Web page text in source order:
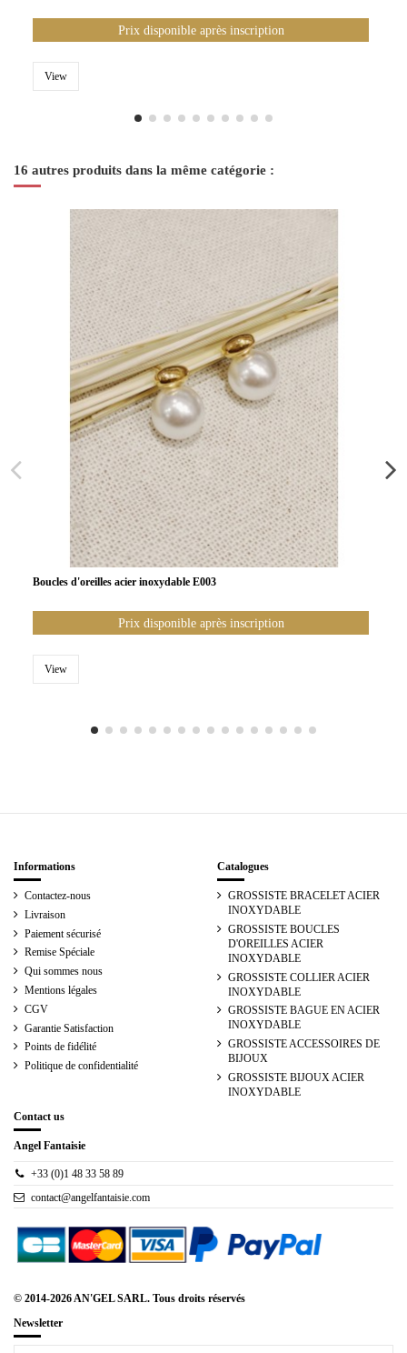
Prix disponible après inscription
View
16 autres produits dans la même catégorie :
Boucles d'oreilles acier inoxydable E003
Prix disponible après inscription
View
Informations
Contactez-nous
Livraison
Paiement sécurisé
Remise Spéciale
Qui sommes nous
Mentions légales
CGV
Garantie Satisfaction
Points de fidélité
Politique de confidentialité
Catalogues
GROSSISTE BRACELET ACIER
INOXYDABLE
GROSSISTE BOUCLES
D'OREILLES ACIER
INOXYDABLE
GROSSISTE COLLIER ACIER
INOXYDABLE
GROSSISTE BAGUE EN ACIER
INOXYDABLE
GROSSISTE ACCESSOIRES DE
BIJOUX
GROSSISTE BIJOUX ACIER
INOXYDABLE
Contact us
Angel Fantaisie
+33 (0)1 48 33 58 89
contact@angelfantaisie.com
© 2014-2026 AN'GEL SARL. Tous droits réservés
Newsletter